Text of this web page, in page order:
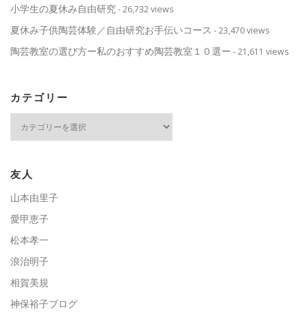
小学生の夏休み自由研究- 26,732 views
夏休み子供陶芸体験／自由研究お手伝いコース - 23,470 views
陶芸教室の選び方ー私のおすすめ陶芸教室１０選ー - 21,611 views
カテゴリー
ー
友人
山本由里子
愛甲恵子
松本孝一
浪治明子
相賀美規
神保裕子ブログ